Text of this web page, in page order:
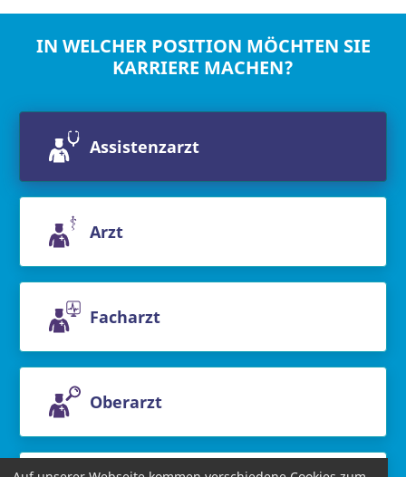
IN WELCHER POSITION MÖCHTEN SIE
KARRIERE MACHEN?
Assistenzarzt
Arzt
Facharzt
Oberarzt